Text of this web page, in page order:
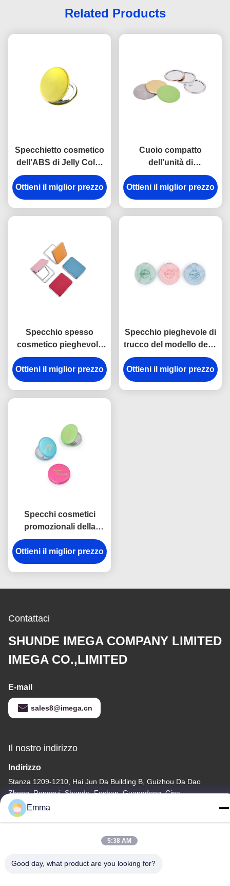
Related Products
Specchietto cosmetico
dell'ABS di Jelly Color
che incide specchietto
di spessore di 10mm il
piccolo
Ottieni il miglior prezzo
Cuoio compatto
dell'unità di
elaborazione di logo
dello specchio di trucco
dell'ABS del giro
Ottieni il miglior prezzo
Specchio spesso
cosmetico pieghevole
rettangolare di viaggio
dello specchietto 11mm
dell'unità di
Ottieni il miglior prezzo
Specchio pieghevole di
trucco del modello dello
specchio dell'unità di
elaborazione di
spessore compatto
Ottieni il miglior prezzo
Specchi cosmetici
promozionali della
borsa del compatto
dell'unità di
elaborazione dello
Ottieni il miglior prezzo
Contattaci
SHUNDE IMEGA COMPANY LIMITED
IMEGA CO.,LIMITED
E-mail
sales8@imega.cn
Il nostro indirizzo
Indirizzo
Stanza 1209-1210, Hai Jun Da Building B, Guizhou Da Dao
Zhong, Ronggui, Shunde, Foshan, Guangdong, Cina
tel
Emma
5:38 AM
Good day, what product are you looking for?